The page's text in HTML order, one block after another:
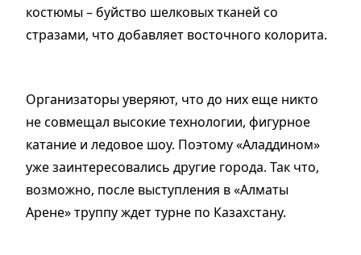
костюмы – буйство шелковых тканей со
стразами, что добавляет восточного колорита.
Организаторы уверяют, что до них еще никто
не совмещал высокие технологии, фигурное
катание и ледовое шоу. Поэтому «Аладдином»
уже заинтересовались другие города. Так что,
возможно, после выступления в «Алматы
Арене» труппу ждет турне по Казахстану.